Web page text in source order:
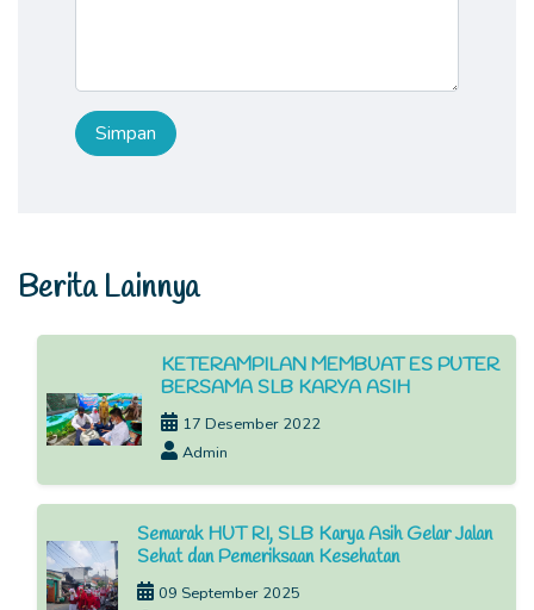
Berita Lainnya
KETERAMPILAN MEMBUAT ES PUTER
BERSAMA SLB KARYA ASIH
17 Desember 2022
Admin
Semarak HUT RI, SLB Karya Asih Gelar Jalan
Sehat dan Pemeriksaan Kesehatan
09 September 2025